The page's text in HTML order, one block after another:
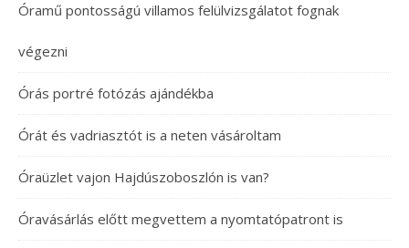
Óramű pontosságú villamos felülvizsgálatot fognak
végezni
Órás portré fotózás ajándékba
Órát és vadriasztót is a neten vásároltam
Óraüzlet vajon Hajdúszoboszlón is van?
Óravásárlás előtt megvettem a nyomtatópatront is